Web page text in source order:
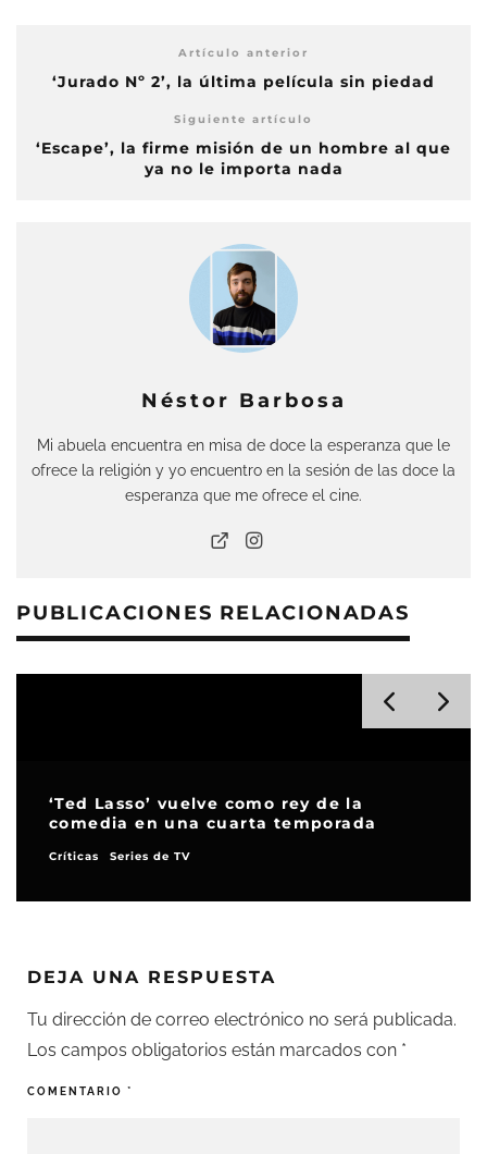
Artículo anterior
‘Jurado Nº 2’, la última película sin piedad
Siguiente artículo
‘Escape’, la firme misión de un hombre al que
ya no le importa nada
Néstor Barbosa
Mi abuela encuentra en misa de doce la esperanza que le
ofrece la religión y yo encuentro en la sesión de las doce la
esperanza que me ofrece el cine.
PUBLICACIONES RELACIONADAS
‘Ted Lasso’ vuelve como rey de la
comedia en una cuarta temporada
Críticas Series de TV
DEJA UNA RESPUESTA
Tu dirección de correo electrónico no será publicada.
Los campos obligatorios están marcados con *
COMENTARIO *